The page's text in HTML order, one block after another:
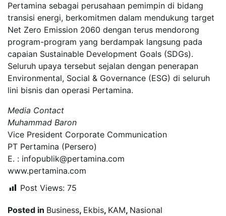
Pertamina sebagai perusahaan pemimpin di bidang
transisi energi, berkomitmen dalam mendukung target
Net Zero Emission 2060 dengan terus mendorong
program-program yang berdampak langsung pada
capaian Sustainable Development Goals (SDGs).
Seluruh upaya tersebut sejalan dengan penerapan
Environmental, Social & Governance (ESG) di seluruh
lini bisnis dan operasi Pertamina.
Media Contact
Muhammad Baron
Vice President Corporate Communication
PT Pertamina (Persero)
E. : infopublik@pertamina.com
www.pertamina.com
Post Views: 75
Posted in Business, Ekbis, KAM, Nasional